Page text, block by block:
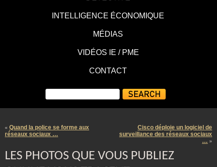
INTELLIGENCE ÉCONOMIQUE
MÉDIAS
VIDÉOS IE / PME
CONTACT
« Quand la police se forme aux
réseaux sociaux …
Cisco déploie un logiciel de
surveillance des réseaux sociaux
… »
LES PHOTOS QUE VOUS PUBLIEZ